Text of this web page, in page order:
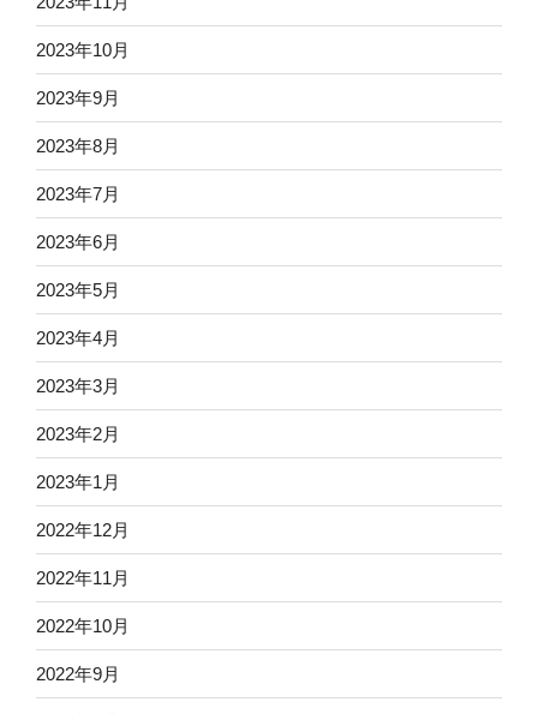
2023年10月
2023年9月
2023年8月
2023年7月
2023年6月
2023年5月
2023年4月
2023年3月
2023年2月
2023年1月
2022年12月
2022年11月
2022年10月
2022年9月